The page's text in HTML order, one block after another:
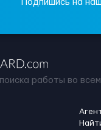
Подпишись на
работы во